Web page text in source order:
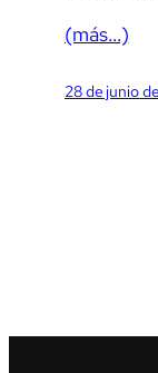
(más…)
28 de junio